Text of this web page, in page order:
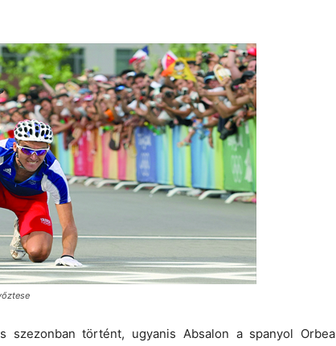
szezonban történt, ugyanis Absalon a spanyol Orbea